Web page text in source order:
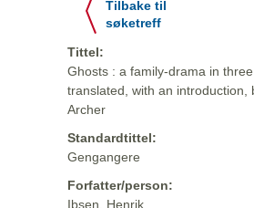
Tilbake til
søketreff
Tittel:
Ghosts : a family-drama in
translated, with an introduction,
Archer
Standardtittel:
Gengangere
Forfatter/person:
Ibsen, Henrik